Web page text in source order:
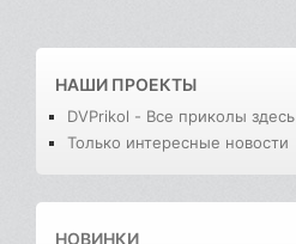
НАШИ ПРОЕКТЫ
DVPrikol - Все приколы здесь
Только интересные новости
НОВИНКИ